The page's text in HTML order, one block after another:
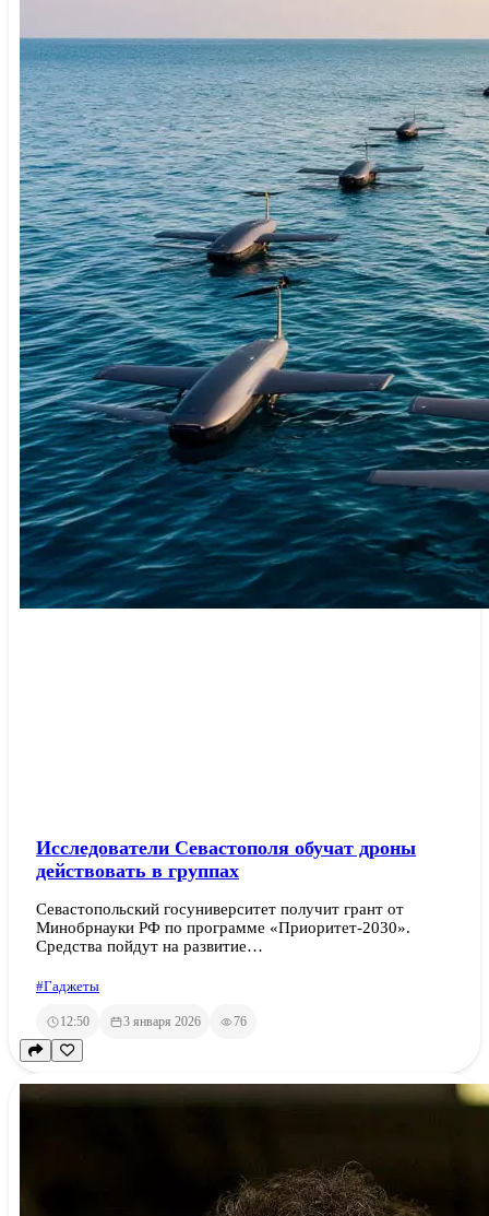
Исследователи Севастополя обучат дроны
действовать в группах
Севастопольский госуниверситет получит грант от
Минобрнауки РФ по программе «Приоритет-2030».
Средства пойдут на развитие…
#Гаджеты
12:50 3 января 2026 76